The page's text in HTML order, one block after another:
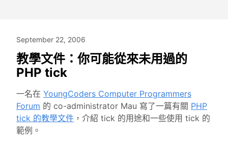
September 22, 2006
教學文件：你可能從來未用過的
PHP tick
一名在 YoungCoders Computer Programmers
Forum 的 co-administrator Mau 寫了一篇有關 PHP
tick 的教學文件 ，介紹 tick 的用途和一些使用 tick 的
範例。